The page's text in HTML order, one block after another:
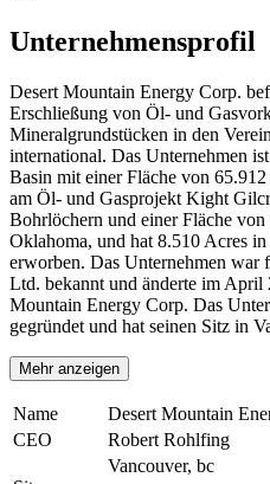
Unternehmensprofil
Desert Mountain Energy Corp.
Erschließung von Öl- und
Mineralgrundstücken in den
international. Das Unternehmen
Basin mit einer Fläche von
am Öl- und Gasprojekt Kight
Bohrlöchern und einer Fläche
Oklahoma, und hat 8.510 Acres
erworben. Das Unternehmen war
Ltd. bekannt und änderte im April
Mountain Energy Corp. Das
gegründet und hat seinen Sitz in
Mehr anzeigen
Name
Desert Mountain
CEO
Robert Rohlfing
Vancouver, bc